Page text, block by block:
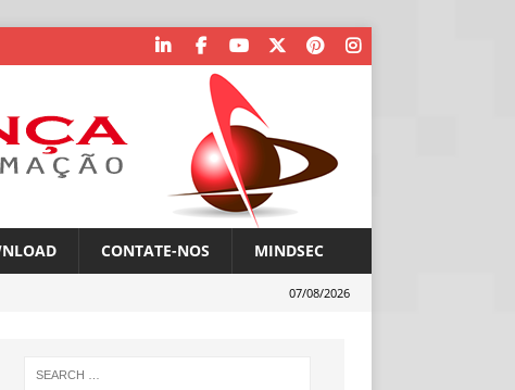
CONTATE-NOS MINDSEC
07/08/2026